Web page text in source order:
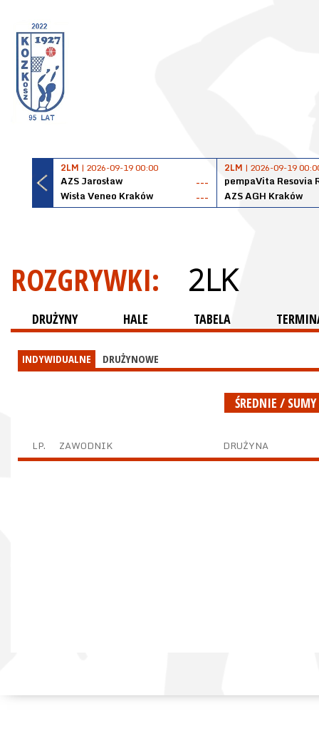
2LM | 2026-09-19 00:00
AZS Jarosław
---
Wisła Veneo Kraków
---
2LM | 2026-09-19
pempaVita Resovia
AZS AGH Kraków
ROZGRYWKI: 2LK
DRUŻYNY HALE TABELA
INDYWIDUALNE DRUŻYNOWE
ŚREDNIE / SUMY
LP. ZAWODNIK DRUŻYNA